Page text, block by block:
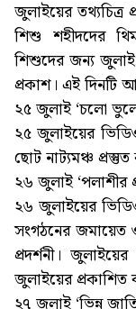
জুলাইয়ের তথ্যচিত্র
শিশু শহীদদের
শিশুদের জন্য
প্রকাশ। এই দিনটি
২৫ জুলাই ‘চলো
২৫ জুলাইয়ের ভিডিও
ছোট নাট্যমঞ্চ
২৬ জুলাই ‘পলাশীর
২৬ জুলাইয়ের ভিডিও
সংগঠনের জমায়েত
প্রদর্শনী।
জুলাইয়ের প্রকাশিত